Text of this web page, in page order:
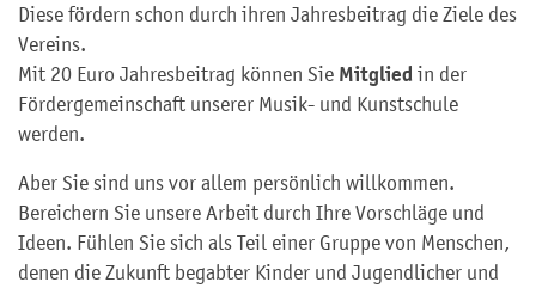
Diese fördern schon durch ihren Jahresbeitrag die Ziele des
Vereins.
Mit 20 Euro Jahresbeitrag können Sie Mitglied in der
Fördergemeinschaft unserer Musik- und Kunstschule
werden.
Aber Sie sind uns vor allem persönlich willkommen.
Bereichern Sie unsere Arbeit durch Ihre Vorschläge und
Ideen. Fühlen Sie sich als Teil einer Gruppe von Menschen,
denen die Zukunft begabter Kinder und Jugendlicher und